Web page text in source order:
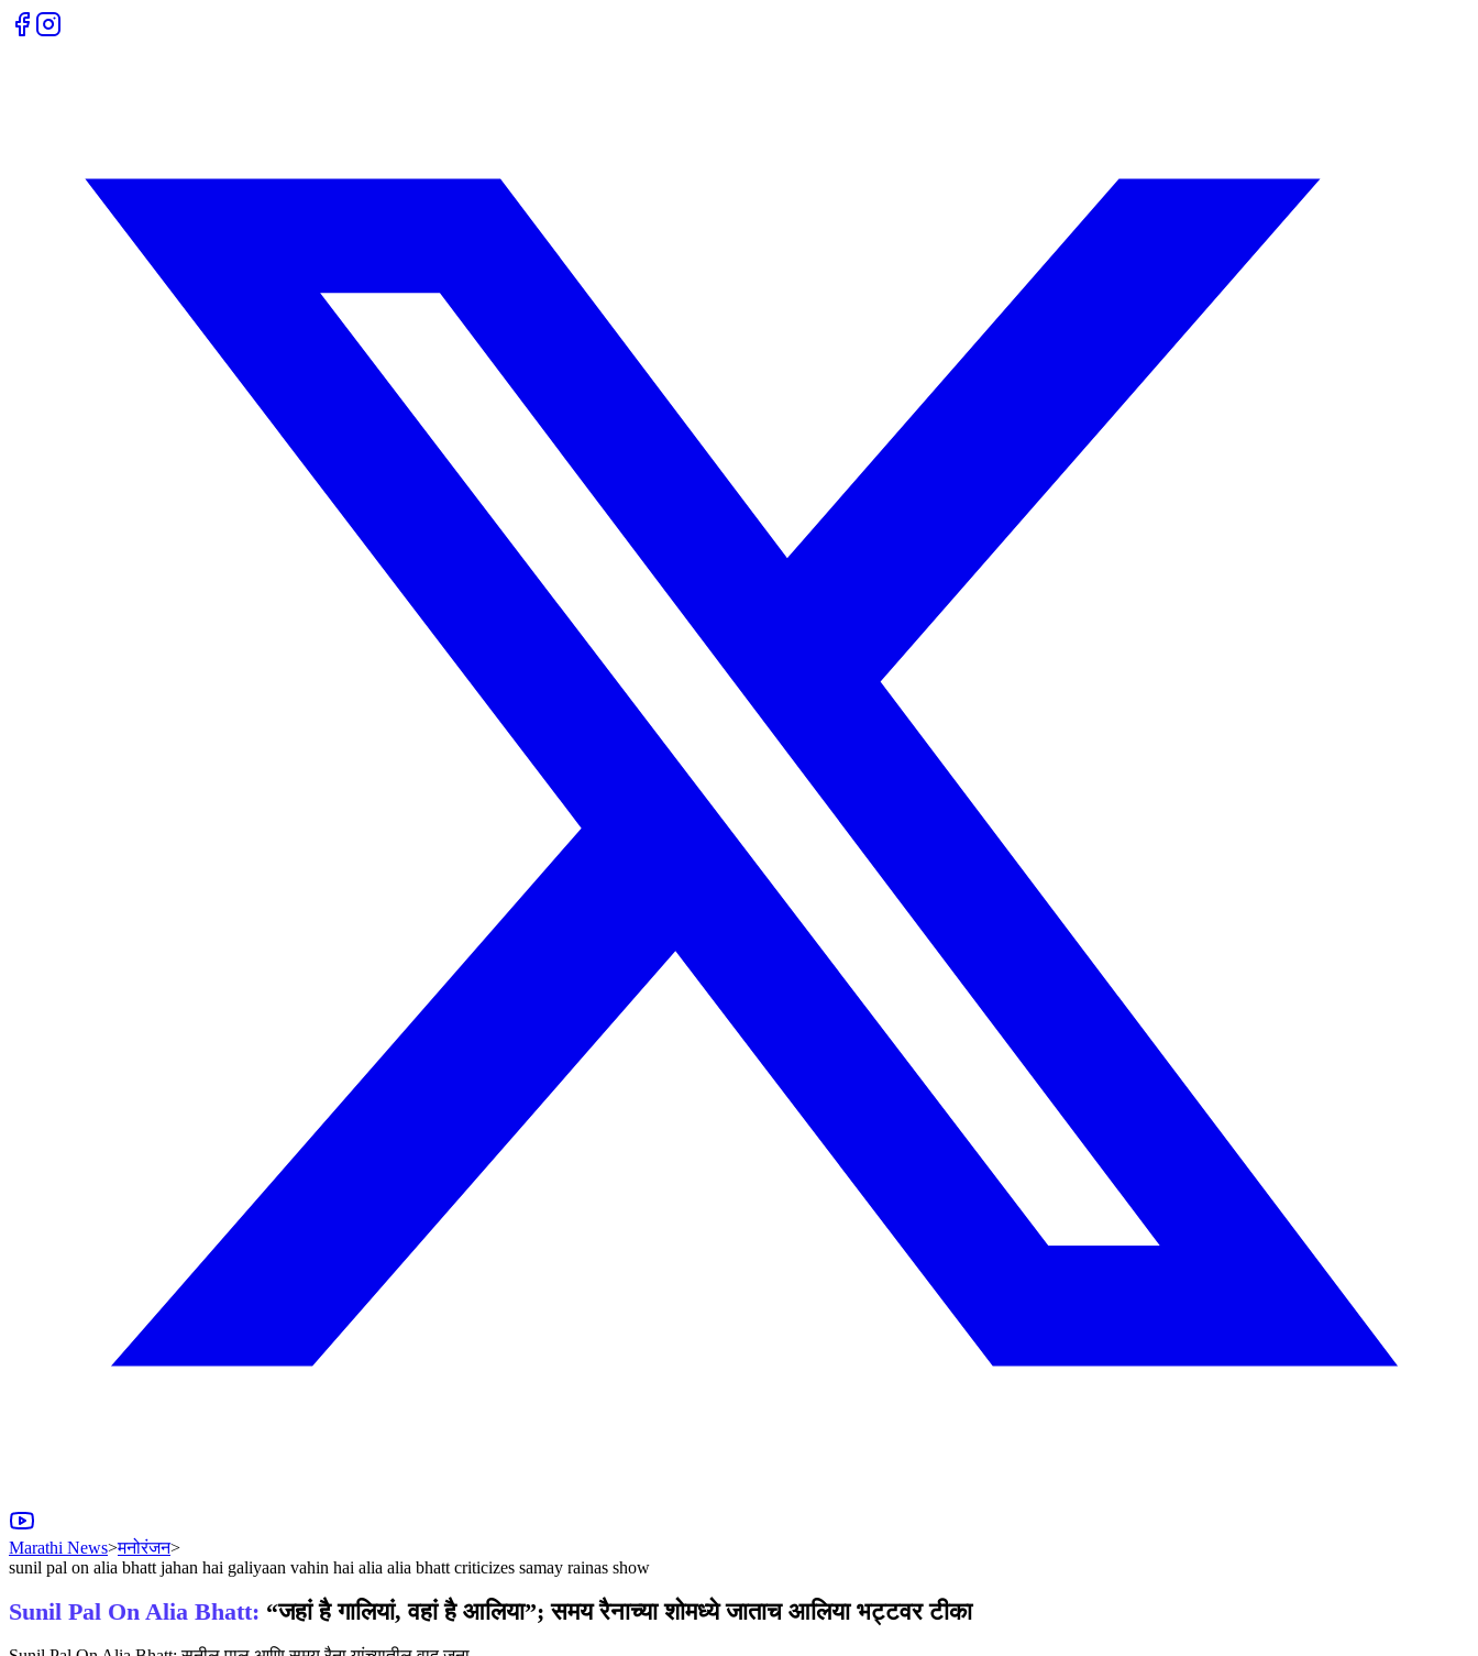
Marathi News>मनोरंजन>
sunil pal on alia bhatt jahan hai galiyaan vahin hai alia alia bhatt criticizes samay rainas show
Sunil Pal On Alia Bhatt: “जहां है गालियां, वहां है आलिया”; समय रैनाच्या शोमध्ये जाताच आलिया भट्टवर टीका